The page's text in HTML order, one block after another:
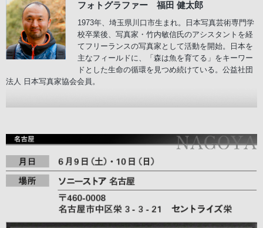
フォトグラファー 福田 健太郎
1973年、埼玉県川口市生まれ。日本写真芸術専門学
校卒業後、写真家・竹内敏信氏のアシスタントを経
てフリーランスの写真家として活動を開始。日本を
主なフィールドに、「森は魚を育てる」をキーワー
ドとした生命の循環を見つめ続けている。公益社団
法人 日本写真家協会会員。